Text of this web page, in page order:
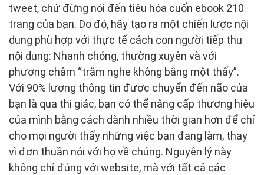
tweet, chứ đừng nói đến tiêu hóa cuốn ebook 210
trang của bạn. Do đó, hãy tạo ra một chiến lược nội
dung phù hợp với thực tế cách con người tiếp thu
nội dung: Nhanh chóng, thường xuyên và với
phương châm “trăm nghe không bằng một thấy”.
Với 90% lượng thông tin được chuyển đến não của
bạn là qua thị giác, bạn có thể nâng cấp thương hiệu
của mình bằng cách dành nhiều thời gian hơn để chỉ
cho mọi người thấy những việc bạn đang làm, thay
vì đơn thuần nói với họ về chúng. Nguyên lý này
không chỉ đúng với website, mà với tất cả các